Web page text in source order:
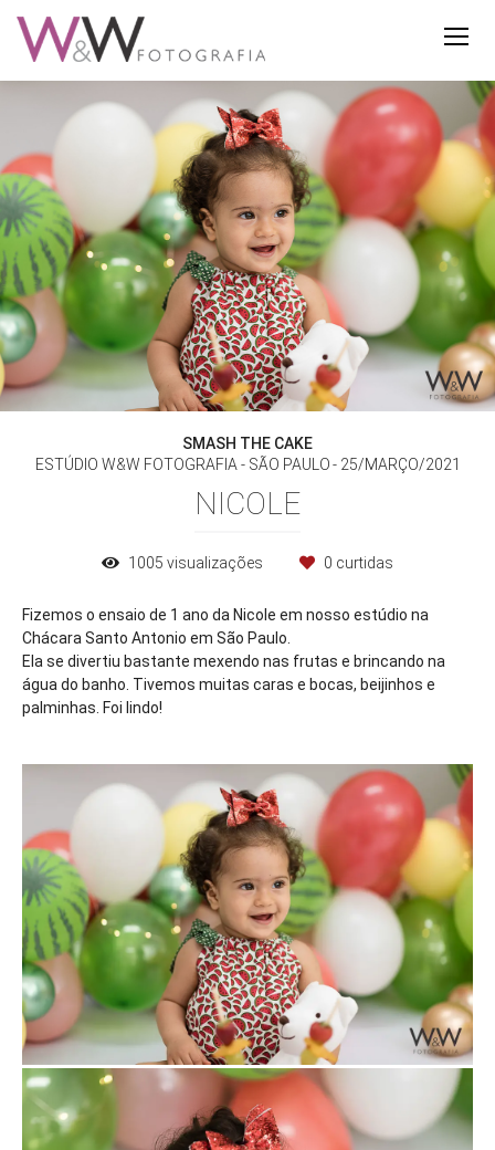
SMASH THE CAKE
ESTÚDIO W&W FOTOGRAFIA - SÃO PAULO
25/MARÇO/2021
NICOLE
1005 visualizações 0 curtidas
Fizemos o ensaio de 1 ano da Nicole em nosso estúdio na
Chácara Santo Antonio em São Paulo.
Ela se divertiu bastante mexendo nas frutas e brincando na
água do banho. Tivemos muitas caras e bocas, beijinhos e
palminhas. Foi lindo!